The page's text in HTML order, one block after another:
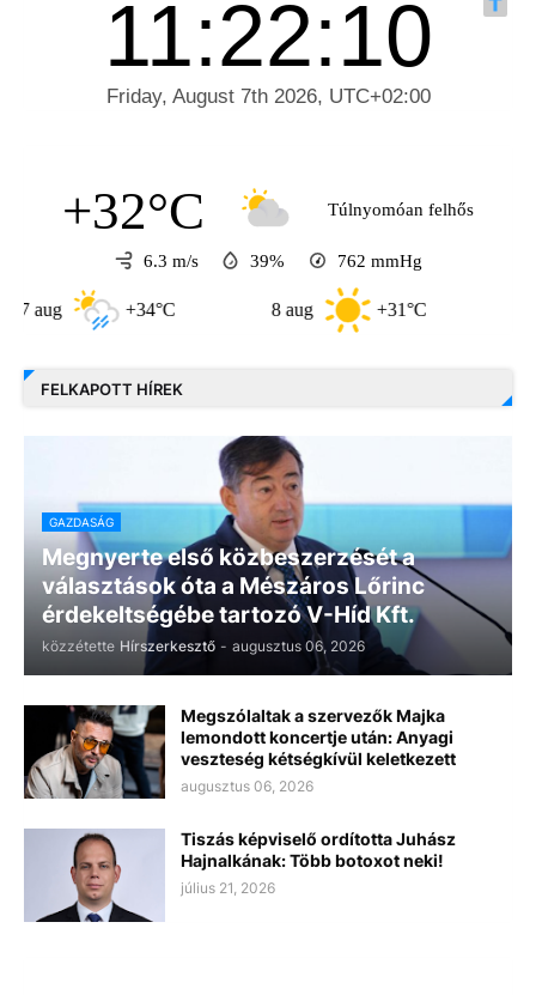
+32°C Túlnyomóan felhős
6.3 m/s 39% 762 mmHg
+34°C +31°C
FELKAPOTT HÍREK
GAZDASÁG
Megnyerte első közbeszerzését a
választások óta a Mészáros Lőrinc
érdekeltségébe tartozó V-Híd Kft.
közzétette Hírszerkesztő - augusztus 06, 2026
Megszólaltak a szervezők Majka
lemondott koncertje után: Anyagi
veszteség kétségkívül keletkezett
augusztus 06, 2026
Tiszás képviselő ordította Juhász
Hajnalkának: Több botoxot neki!
július 21, 2026